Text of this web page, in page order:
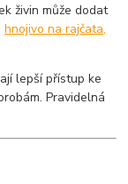
živin může dodat
hnojivo na rajčata,
lepší přístup ke
Pravidelná